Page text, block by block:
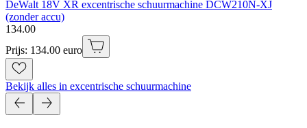
DeWalt 18V XR excentrische schuurmachine DCW210N-XJ
(zonder accu)
134.00
Prijs: 134.00 euro
Bekijk alles in excentrische schuurmachine